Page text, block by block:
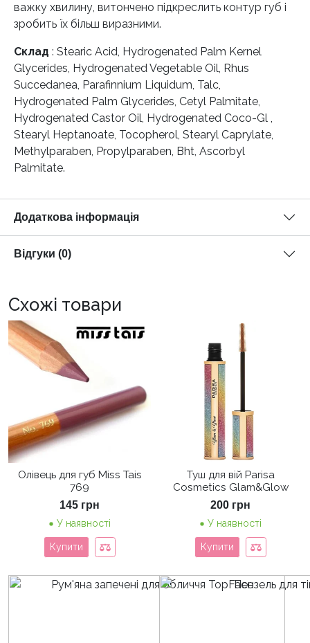
важку хвилину, витончено підкреслить контур губ і
зробить їх більш виразними.
Склад : Stearic Acid, Hydrogenated Palm Kernel
Glycerides, Hydrogenated Vegetable Oil, Rhus
Succedanea, Parafinnium Liquidum, Talc,
Hydrogenated Palm Glycerides, Cetyl Palmitate,
Hydrogenated Castor Oil, Hydrogenated Coco-Gl ,
Stearyl Heptanoate, Tocopherol, Stearyl Caprylate,
Methylparaben, Propylparaben, Bht, Ascorbyl
Palmitate.
Додаткова інформація
Відгуки (0)
Схожі товари
Олівець для губ Miss Tais
769
145 грн
У наявності
Купити
Туш для вій Parisa
Cosmetics Glam&Glow
200 грн
У наявності
Купити